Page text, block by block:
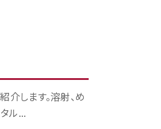
介します。溶射、め
ル...